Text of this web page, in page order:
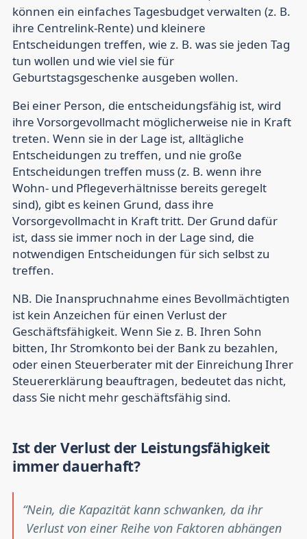
können ein einfaches Tagesbudget verwalten (z. B.
ihre Centrelink-Rente) und kleinere
Entscheidungen treffen, wie z. B. was sie jeden Tag
tun wollen und wie viel sie für
Geburtstagsgeschenke ausgeben wollen.
Bei einer Person, die entscheidungsfähig ist, wird
ihre Vorsorgevollmacht möglicherweise nie in Kraft
treten. Wenn sie in der Lage ist, alltägliche
Entscheidungen zu treffen, und nie große
Entscheidungen treffen muss (z. B. wenn ihre
Wohn- und Pflegeverhältnisse bereits geregelt
sind), gibt es keinen Grund, dass ihre
Vorsorgevollmacht in Kraft tritt. Der Grund dafür
ist, dass sie immer noch in der Lage sind, die
notwendigen Entscheidungen für sich selbst zu
treffen.
NB. Die Inanspruchnahme eines Bevollmächtigten
ist kein Anzeichen für einen Verlust der
Geschäftsfähigkeit. Wenn Sie z. B. Ihren Sohn
bitten, Ihr Stromkonto bei der Bank zu bezahlen,
oder einen Steuerberater mit der Einreichung Ihrer
Steuererklärung beauftragen, bedeutet das nicht,
dass Sie nicht mehr geschäftsfähig sind.
Ist der Verlust der Leistungsfähigkeit
immer dauerhaft?
Nein, die Kapazität kann schwanken, da ihr
Verlust von einer Reihe von Faktoren abhängen